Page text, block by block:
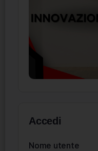
Accedi
Nome utente